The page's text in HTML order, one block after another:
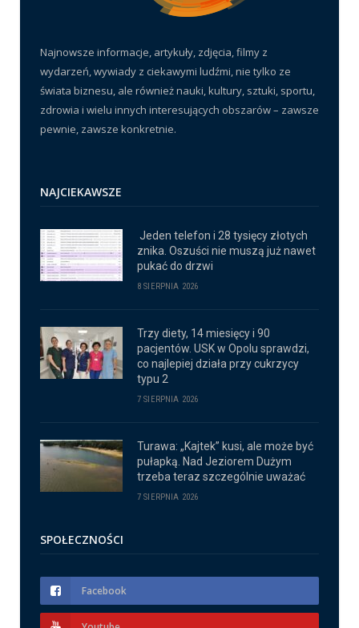
Najnowsze informacje, artykuły, zdjęcia, filmy z
wydarzeń, wywiady z ciekawymi ludźmi, nie tylko ze
świata biznesu, ale również nauki, kultury, sztuki, sportu,
zdrowia i wielu innych interesujących obszarów – zawsze
pewnie, zawsze konkretnie.
NAJCIEKAWSZE
Jeden telefon i 28 tysięcy złotych
znika. Oszuści nie muszą już nawet
pukać do drzwi
8 SIERPNIA 2026
Trzy diety, 14 miesięcy i 90
pacjentów. USK w Opolu sprawdzi,
co najlepiej działa przy cukrzycy
typu 2
7 SIERPNIA 2026
Turawa: „Kajtek” kusi, ale może być
pułapką. Nad Jeziorem Dużym
trzeba teraz szczególnie uważać
7 SIERPNIA 2026
SPOŁECZNOŚCI
Facebook